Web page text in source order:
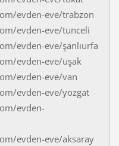
evden-eve/trabzon
evden-eve/tunceli
evden-eve/şanlıurfa
evden-eve/uşak
evden-eve/van
evden-eve/yozgat
evden-
evden-eve/aksaray